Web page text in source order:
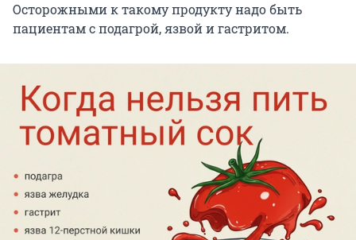
Осторожными к такому продукту надо быть
пациентам с подагрой, язвой и гастритом.